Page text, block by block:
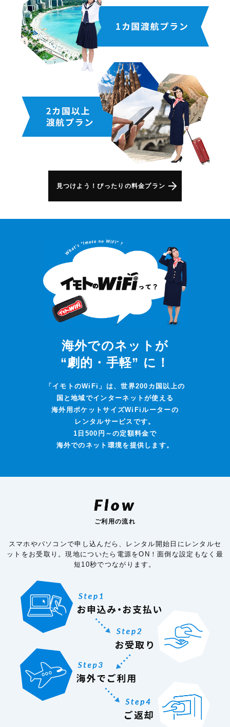
見つけよう！ぴったりの料金プラン
海外でのネットが
“劇的・手軽” に！
「イモトのWiFi」は、世界200カ国以上の
国と地域でインターネットが使える
海外用ポケットサイズWiFiルーターの
レンタルサービスです。
1日500円～の定額料金で
海外でのネット環境を提供します。
Flow
ご利用の流れ
スマホやパソコンで申し込んだら、レンタル開始日にレンタルセ
ットをお受取り。現地についたら電源をON！面倒な設定もなく最
短10秒でつながります。